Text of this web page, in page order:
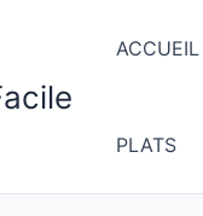
ACCUEIL
PLATS